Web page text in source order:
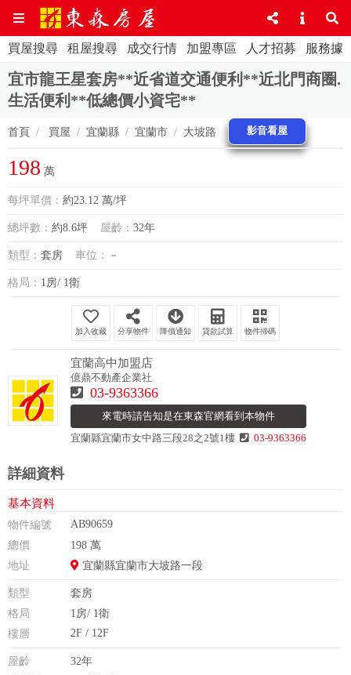
買屋搜尋 租屋搜尋 成交行情 加盟專區 人才招募 服務據
宜市龍王星套房**近省道交通便利**近北門商圈.
生活便利**低總價小資宅**
首頁 買屋 宜蘭縣 宜蘭市 大坡路 影音看屋
198 萬
每坪單價： 約23.12 萬/坪
總坪數： 約8.6坪 屋齡： 32年
類型： 套房 車位： －
格局： 1房/ 1衛
分享物件 降價通知 貸款試算 物件掃碼
宜蘭高中加盟店
億鼎不動產企業社
03-9363366
來電時請告知是在東森官網看到本物件
宜蘭縣宜蘭市女中路三段28之2號1樓
03-9363366
詳細資料
基本資料
物件編號
AB90659
總價
198 萬
地址
宜蘭縣宜蘭市大坡路一段
類型
套房
格局
1房/ 1衛
樓層
2F / 12F
屋齡
32年